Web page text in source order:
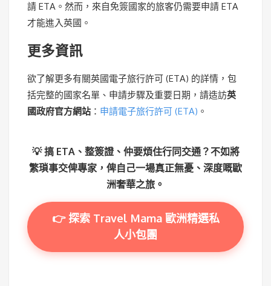
請 ETA。然而，來自免簽國家的旅客仍需要申請 ETA
才能進入英國。
更多資訊
欲了解更多有關英國電子旅行許可 (ETA) 的詳情，包
括完整的國家名單、申請步驟及重要日期，請造訪英
國政府官方網站 ： 申請電子旅行許可 (ETA) 。
💡 搞 ETA、整簽證、仲要煩住行同交通？不如將
繁瑣事交俾專家，俾自己一場真正無憂、深度嘅歐
洲奢華之旅。
👉 探索 Travel Mama 歐洲精選私
人小包團